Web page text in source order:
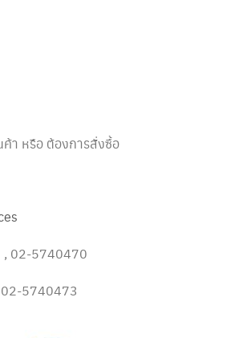
า หรือ ต้องการสั่งซื้อ
02-5740470
5740473